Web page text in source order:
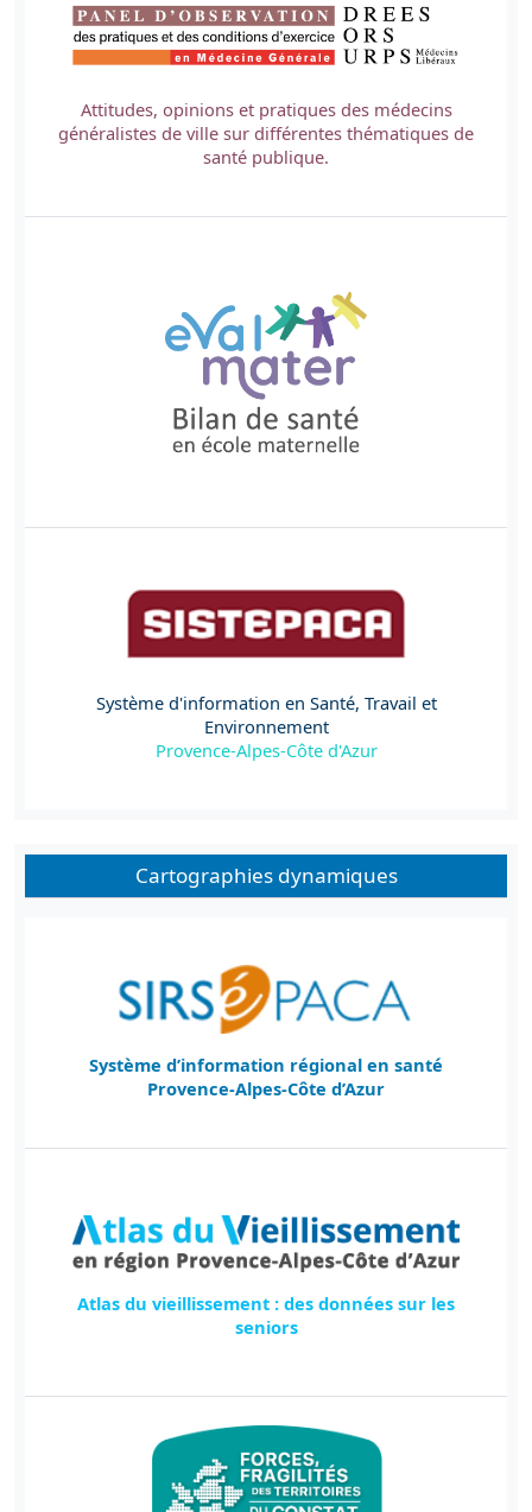
Attitudes, opinions et pratiques des médecins
généralistes de ville sur différentes thématiques de
santé publique.
Système d'information en Santé, Travail et
Environnement
Provence-Alpes-Côte d'Azur
Cartographies dynamiques
Système d’information régional en santé
Provence-Alpes-Côte d’Azur
Atlas du vieillissement : des données sur les
seniors